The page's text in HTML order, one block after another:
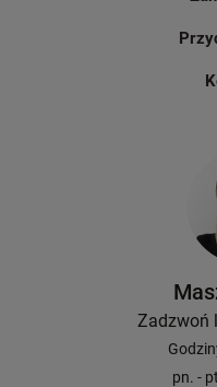
Zadzwoń
pn. -